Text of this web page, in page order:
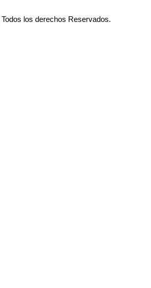
los derechos Reservados.